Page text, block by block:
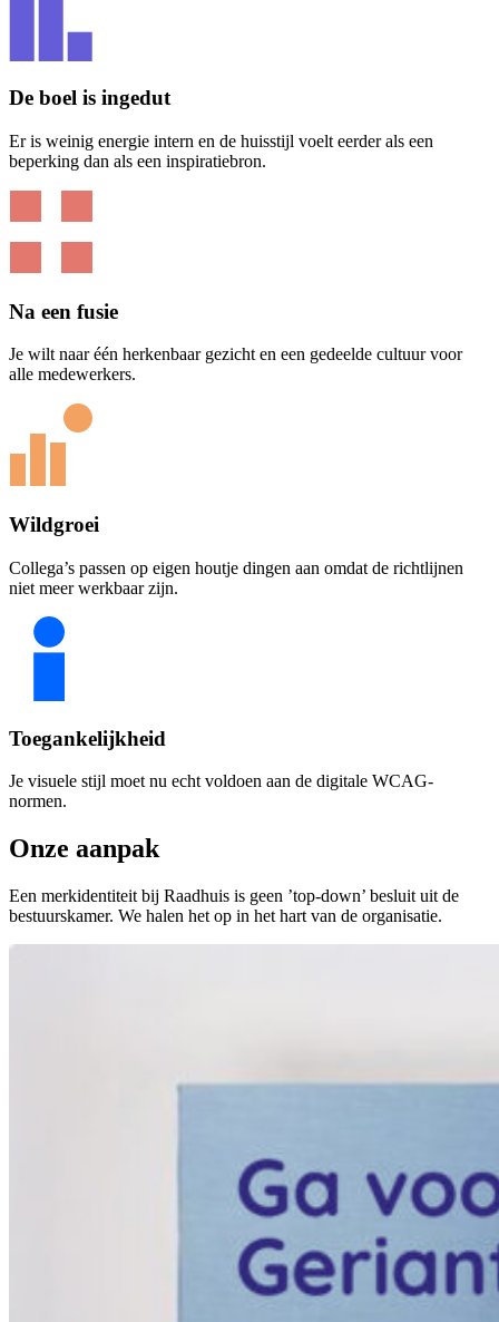
De boel is ingedut
Er is weinig energie intern en de huisstijl voelt eerder als een
beperking dan als een inspiratiebron.
Na een fusie
Je wilt naar één herkenbaar gezicht en een gedeelde cultuur voor
alle medewerkers.
Wildgroei
Collega’s passen op eigen houtje dingen aan omdat de richtlijnen
niet meer werkbaar zijn.
Toegankelijkheid
Je visuele stijl moet nu echt voldoen aan de digitale WCAG-
normen.
Onze aanpak
Een merkidentiteit bij Raadhuis is geen ’top-down’ besluit uit de
bestuurskamer. We halen het op in het hart van de organisatie.